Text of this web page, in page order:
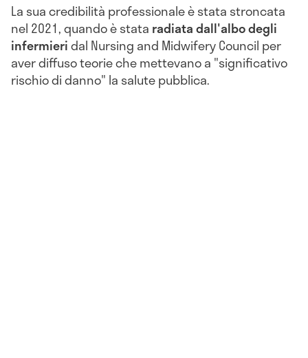
La sua credibilità professionale è stata stroncata
nel 2021, quando è stata radiata dall'albo degli
infermieridal Nursing and Midwifery Council per
aver diffuso teorie che mettevano a "significativo
rischio di danno" la salute pubblica.